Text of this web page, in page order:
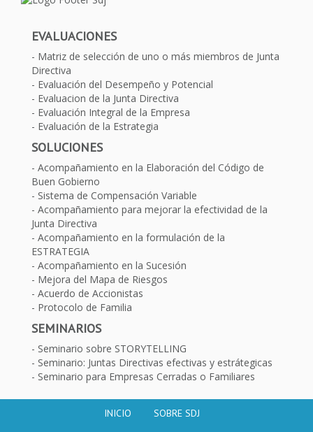
EVALUACIONES
Matriz de selección de uno o más miembros de Junta
Directiva
Evaluación del Desempeño y Potencial
Evaluacion de la Junta Directiva
Evaluación Integral de la Empresa
Evaluación de la Estrategia
SOLUCIONES
Acompañamiento en la Elaboración del Código de
Buen Gobierno
Sistema de Compensación Variable
Acompañamiento para mejorar la efectividad de la
Junta Directiva
Acompañamiento en la formulación de la
ESTRATEGIA
Acompañamiento en la Sucesión
Mejora del Mapa de Riesgos
Acuerdo de Accionistas
Protocolo de Familia
SEMINARIOS
Seminario sobre STORYTELLING
Seminario: Juntas Directivas efectivas y estrátegicas
Seminario para Empresas Cerradas o Familiares
INICIO SOBRE SDJ